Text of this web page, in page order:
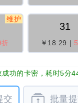
维护
31
￥18.29 |
功的卡密，耗时5分
交 批量